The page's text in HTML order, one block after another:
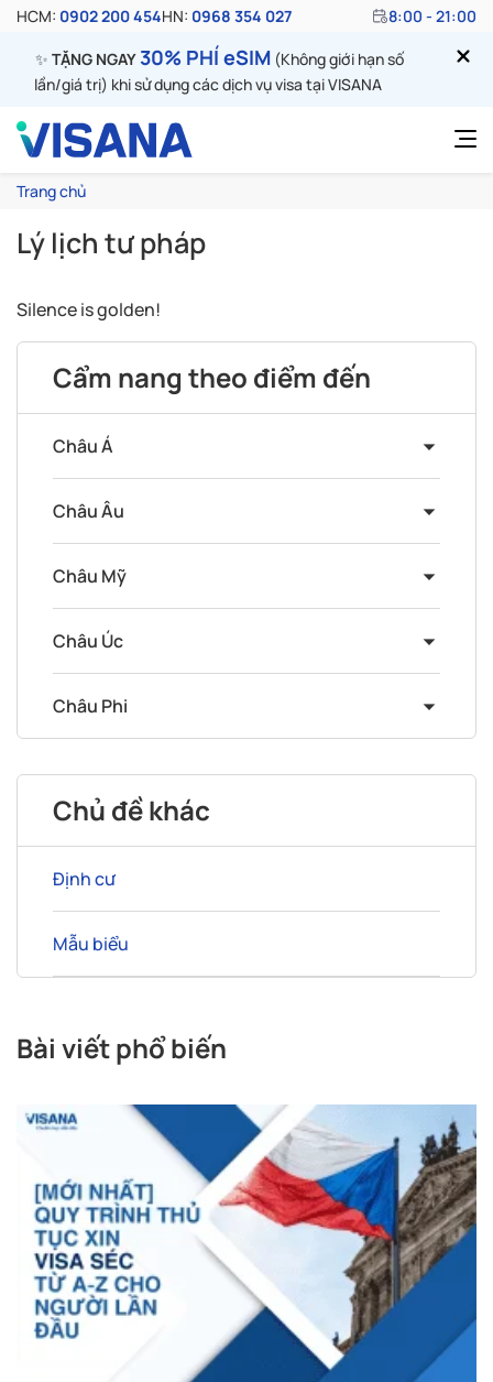
HCM: 0902 200 454HN: 0968 354 027 8:00 - 21:00
✨ TẶNG NGAY30% PHÍ eSIM (Không giới hạn số
lần/giá trị) khi sử dụng các dịch vụ visa tại VISANA
Trang chủ
Lý lịch tư pháp
Silence is golden!
Cẩm nang theo điểm đến
Châu Á
Châu Âu
Châu Mỹ
Châu Úc
Châu Phi
Chủ đề khác
Định cư
Mẫu biểu
Bài viết phổ biến